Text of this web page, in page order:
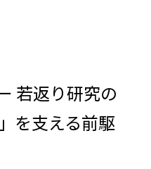
若返り研究の
を支える前駆